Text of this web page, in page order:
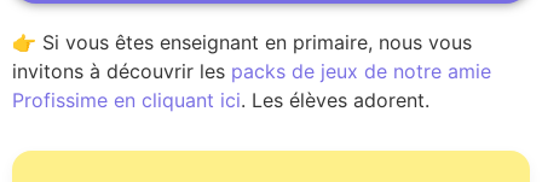
👉 Si vous êtes enseignant en primaire, nous vous
invitons à découvrir les packs de jeux de notre amie
Profissime en cliquant ici. Les élèves adorent.